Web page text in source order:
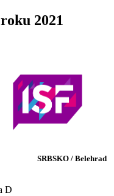
2021
SRBSKO / Belehrad
D